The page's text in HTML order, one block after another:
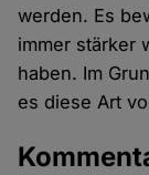
werden. Es
immer stärker
haben. Im
es diese Art